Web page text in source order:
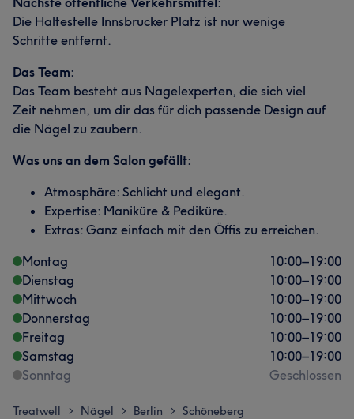
Die Haltestelle Innsbrucker Platz ist nur wenige
Schritte entfernt.
Das Team:
Das Team besteht aus Nagelexperten, die sich viel
Zeit nehmen, um dir das für dich passende Design auf
die Nägel zu zaubern.
Was uns an dem Salon gefällt:
Atmosphäre: Schlicht und elegant.
Expertise: Maniküre & Pediküre.
Extras: Ganz einfach mit den Öffis zu erreichen.
Montag
10:00–19:00
Dienstag
10:00–19:00
Mittwoch
10:00–19:00
Donnerstag
10:00–19:00
Freitag
10:00–19:00
Samstag
10:00–19:00
Sonntag
Geschlossen
Treatwell > Nägel > Berlin > Schöneberg